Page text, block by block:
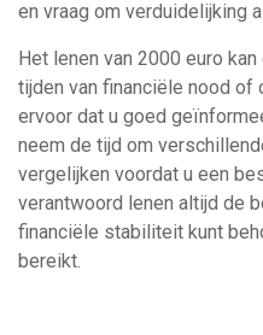
en vraag om verduidelijking
Het lenen van 2000 euro
tijden van financiële nood of
ervoor dat u goed
neem de tijd om
vergelijken voordat u een
verantwoord lenen altijd de
financiële stabiliteit kunt
bereikt.